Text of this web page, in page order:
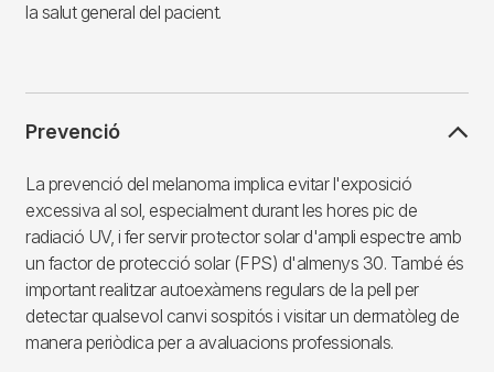
la salut general del pacient.
Prevenció
La prevenció del melanoma implica evitar l'exposició
excessiva al sol, especialment durant les hores pic de
radiació UV, i fer servir protector solar d'ampli espectre amb
un factor de protecció solar (FPS) d'almenys 30. També és
important realitzar autoexàmens regulars de la pell per
detectar qualsevol canvi sospitós i visitar un dermatòleg de
manera periòdica per a avaluacions professionals.